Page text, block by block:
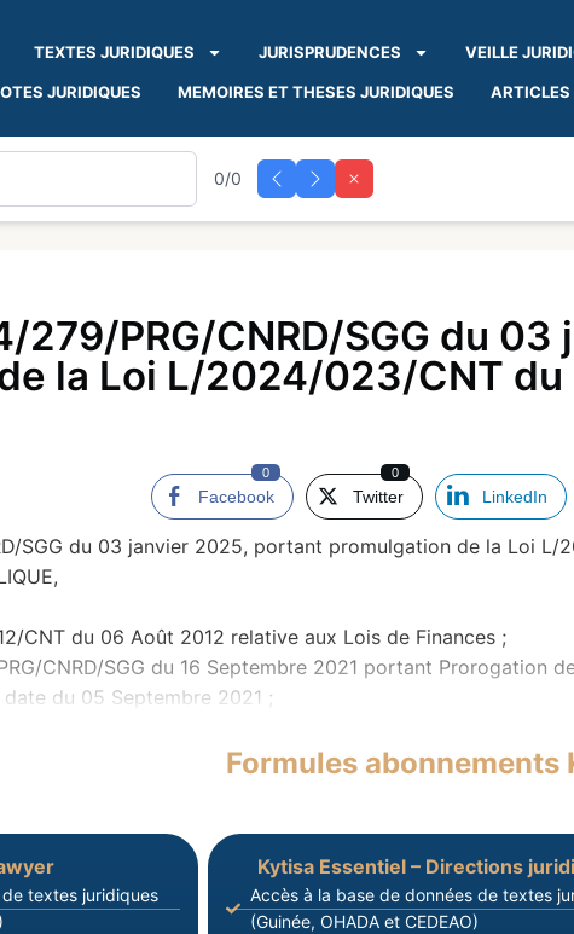
TEXTES JURIDIQUES JURISPRUDENCES VEILLE
JURIDIQUES MEMOIRES ET THESES JURIDIQUES ARTICLES
0/0
279/PRG/CNRD/SGG du
la Loi L/2024/023/CNT
Facebook
0
Twitter
0
LinkedIn
SGG du 03 janvier 2025, portant promulgation de la Loi
CNT du 06 Août 2012 relative aux Lois de Finances ;
CNRD/SGG du 16 Septembre 2021 portant Prorogation
du 05 Septembre 2021 ;
Formules abonnements
textes juridiques
Kytisa Essentiel – Directions
Accès à la base de données de textes
(Guinée, OHADA et CEDEAO)